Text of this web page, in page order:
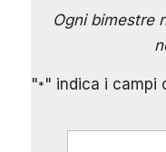
Ogni bimestre
"*" indica i campi